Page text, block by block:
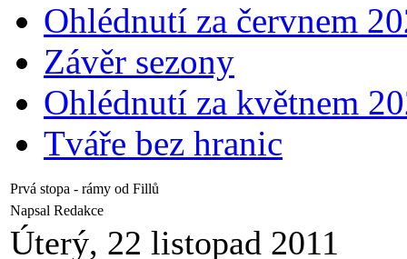
Ohlédnutí za červnem
Závěr sezony
Ohlédnutí za květnem
Tváře bez hranic
Prvá stopa - rámy od Fillů
Napsal Redakce
Úterý, 22 listopad 2011